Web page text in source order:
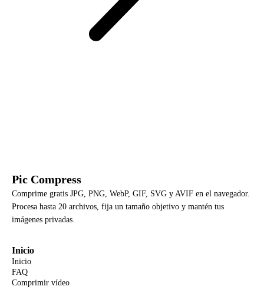
Pic Compress
Comprime gratis JPG, PNG, WebP, GIF, SVG y AVIF en el navegador.
Procesa hasta 20 archivos, fija un tamaño objetivo y mantén tus
imágenes privadas.
Inicio
Inicio
FAQ
Comprimir vídeo